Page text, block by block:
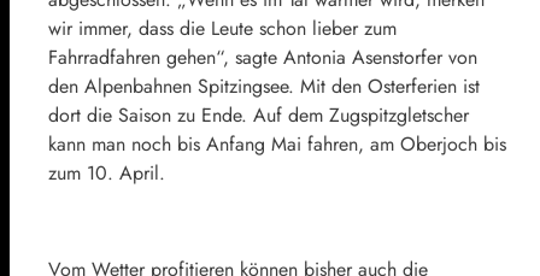
wir immer, dass die Leute schon lieber zum
Fahrradfahren gehen“, sagte Antonia Asenstorfer von
den Alpenbahnen Spitzingsee. Mit den Osterferien ist
dort die Saison zu Ende. Auf dem Zugspitzgletscher
kann man noch bis Anfang Mai fahren, am Oberjoch bis
zum 10. April.
Vom Wetter profitieren können bisher auch die